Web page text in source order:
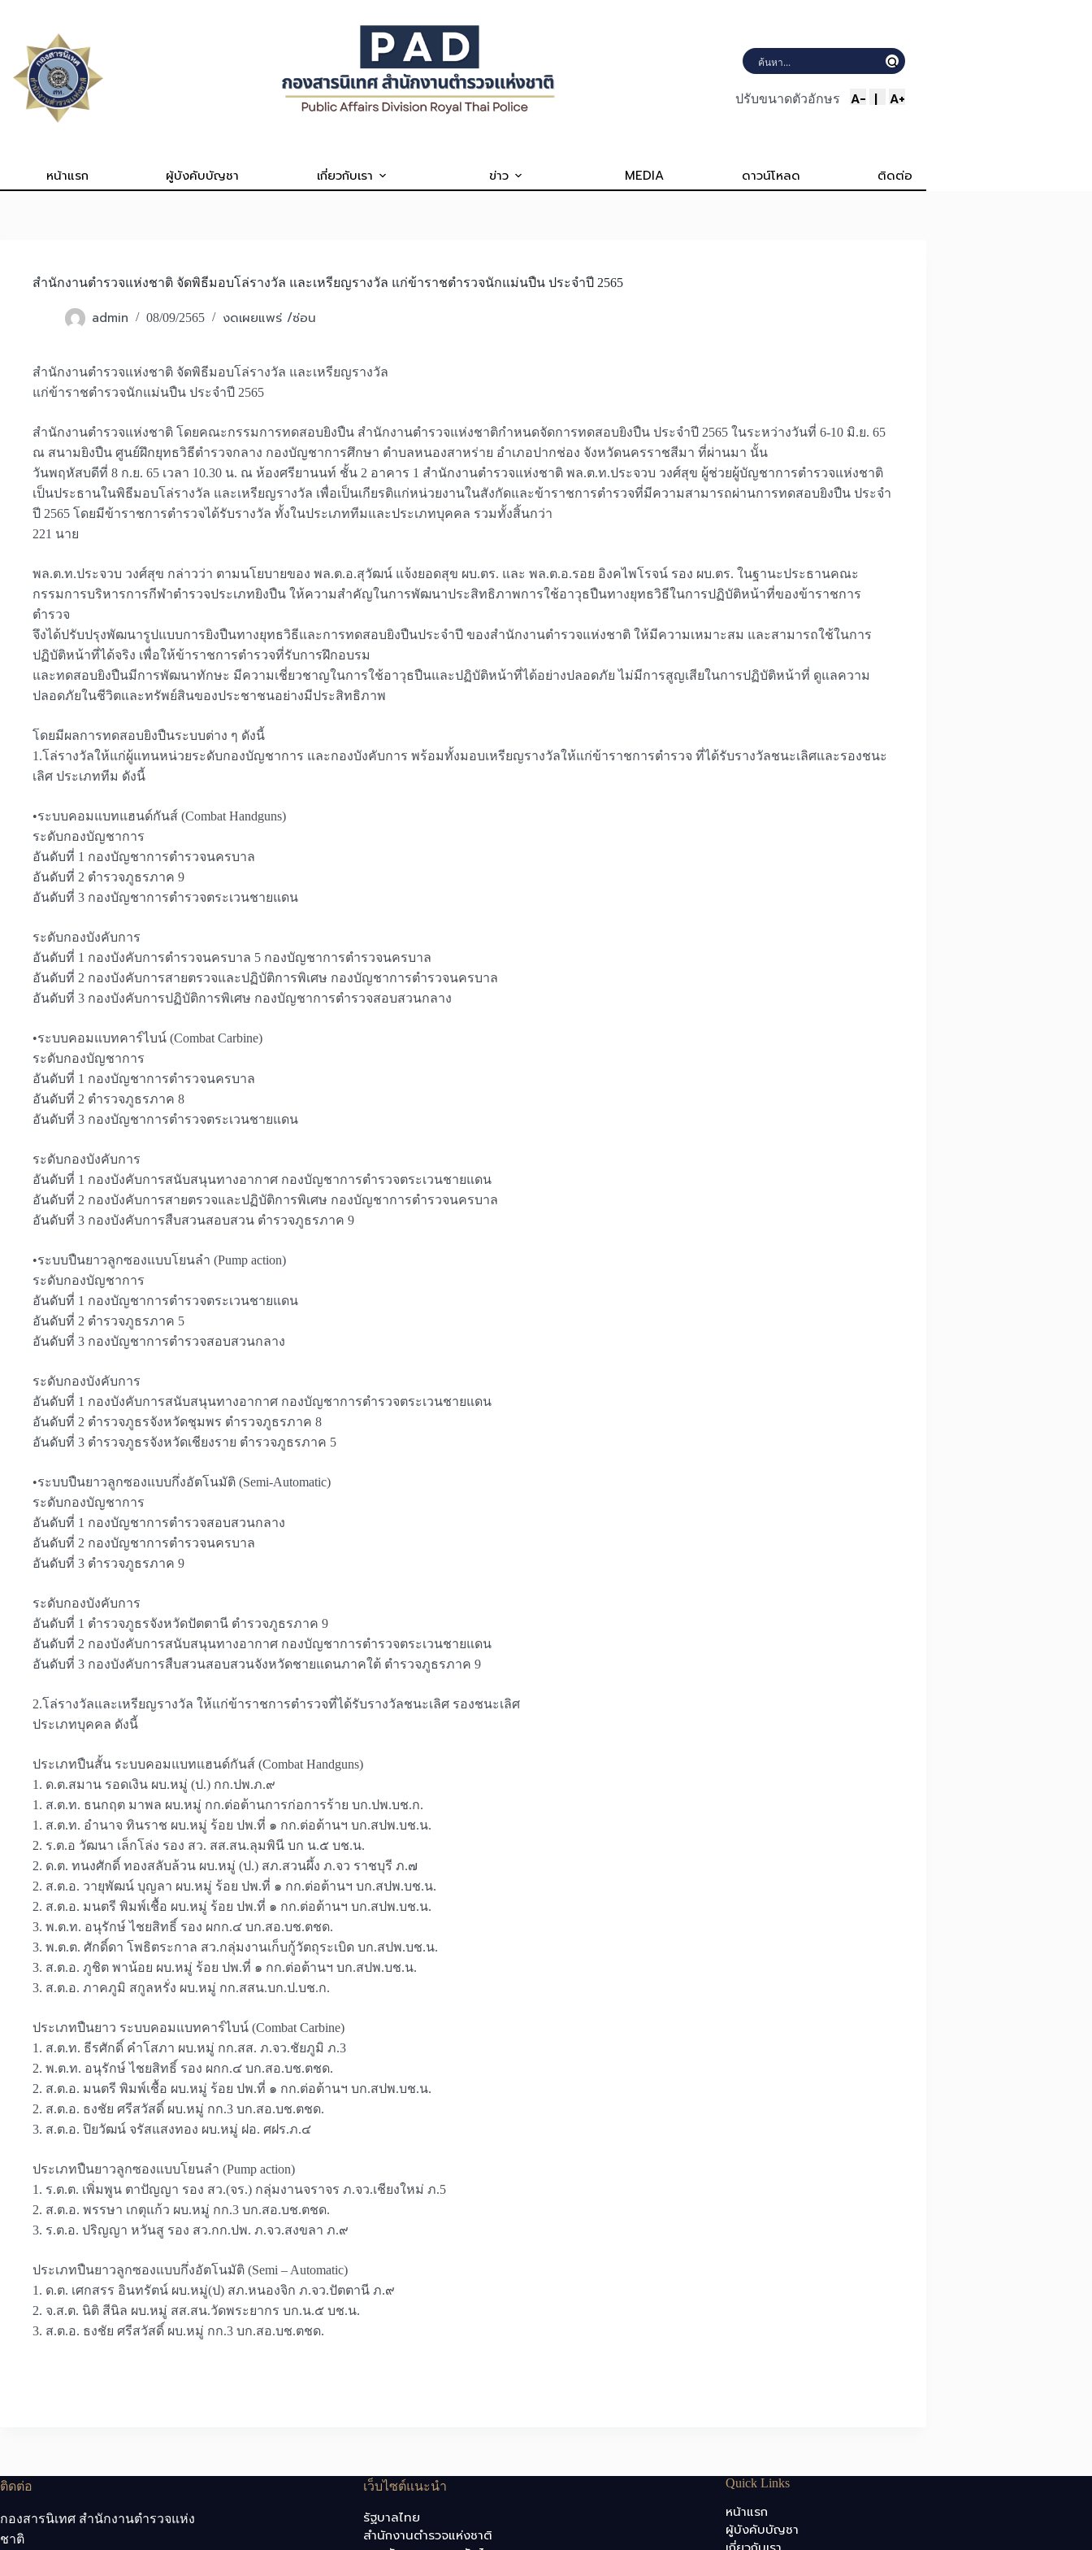
content
ปรับขนาดตัวอักษร A- | A+
หน้าแรก ผู้บังคับบัญชา เกี่ยวกับเรา ข่าว MEDIA ดาวน์โหลด ติดต่อ
สำนักงานตำรวจแห่งชาติ จัดพิธีมอบโล่รางวัล และเหรียญรางวัล แก่ข้าราชตำรวจนักแม่นปืน ประจำปี 2565
admin 08/09/2565 งดเผยแพร่ /ซ่อน
สำนักงานตำรวจแห่งชาติ จัดพิธีมอบโล่รางวัล และเหรียญรางวัล
แก่ข้าราชตำรวจนักแม่นปืน ประจำปี 2565
สำนักงานตำรวจแห่งชาติ โดยคณะกรรมการทดสอบยิงปืน สำนักงานตำรวจแห่งชาติกำหนดจัดการทดสอบยิงปืน ประจำปี 2565 ในระหว่างวันที่ 6-10 มิ.ย. 65
ณ สนามยิงปืน ศูนย์ฝึกยุทธวิธีตำรวจกลาง กองบัญชาการศึกษา ตำบลหนองสาหร่าย อำเภอปากช่อง จังหวัดนครราชสีมา ที่ผ่านมา นั้น
วันพฤหัสบดีที่ 8 ก.ย. 65 เวลา 10.30 น. ณ ห้องศรียานนท์ ชั้น 2 อาคาร 1 สำนักงานตำรวจแห่งชาติ พล.ต.ท.ประจวบ วงศ์สุข ผู้ช่วยผู้บัญชาการตำรวจแห่งชาติ
เป็นประธานในพิธีมอบโล่รางวัล และเหรียญรางวัล เพื่อเป็นเกียรติแก่หน่วยงานในสังกัดและข้าราชการตำรวจที่มีความสามารถผ่านการทดสอบยิงปืน ประจำ
ปี 2565 โดยมีข้าราชการตำรวจได้รับรางวัล ทั้งในประเภททีมและประเภทบุคคล รวมทั้งสิ้นกว่า
221 นาย
พล.ต.ท.ประจวบ วงศ์สุข กล่าวว่า ตามนโยบายของ พล.ต.อ.สุวัฒน์ แจ้งยอดสุข ผบ.ตร. และ พล.ต.อ.รอย อิงคไพโรจน์ รอง ผบ.ตร. ในฐานะประธานคณะ
กรรมการบริหารการกีฬาตำรวจประเภทยิงปืน ให้ความสำคัญในการพัฒนาประสิทธิภาพการใช้อาวุธปืนทางยุทธวิธีในการปฏิบัติหน้าที่ของข้าราชการ
ตำรวจ
จึงได้ปรับปรุงพัฒนารูปแบบการยิงปืนทางยุทธวิธีและการทดสอบยิงปืนประจำปี ของสำนักงานตำรวจแห่งชาติ ให้มีความเหมาะสม และสามารถใช้ในการ
ปฏิบัติหน้าที่ได้จริง เพื่อให้ข้าราชการตำรวจที่รับการฝึกอบรม
และทดสอบยิงปืนมีการพัฒนาทักษะ มีความเชี่ยวชาญในการใช้อาวุธปืนและปฏิบัติหน้าที่ได้อย่างปลอดภัย ไม่มีการสูญเสียในการปฏิบัติหน้าที่ ดูแลความ
ปลอดภัยในชีวิตและทรัพย์สินของประชาชนอย่างมีประสิทธิภาพ
โดยมีผลการทดสอบยิงปืนระบบต่าง ๆ ดังนี้
1.โล่รางวัลให้แก่ผู้แทนหน่วยระดับกองบัญชาการ และกองบังคับการ พร้อมทั้งมอบเหรียญรางวัลให้แก่ข้าราชการตำรวจ ที่ได้รับรางวัลชนะเลิศและรองชนะ
เลิศ ประเภททีม ดังนี้
•ระบบคอมแบทแฮนด์กันส์ (Combat Handguns)
ระดับกองบัญชาการ
อันดับที่ 1 กองบัญชาการตำรวจนครบาล
อันดับที่ 2 ตำรวจภูธรภาค 9
อันดับที่ 3 กองบัญชาการตำรวจตระเวนชายแดน
ระดับกองบังคับการ
อันดับที่ 1 กองบังคับการตำรวจนครบาล 5 กองบัญชาการตำรวจนครบาล
อันดับที่ 2 กองบังคับการสายตรวจและปฏิบัติการพิเศษ กองบัญชาการตำรวจนครบาล
อันดับที่ 3 กองบังคับการปฏิบัติการพิเศษ กองบัญชาการตำรวจสอบสวนกลาง
•ระบบคอมแบทคาร์ไบน์ (Combat Carbine)
ระดับกองบัญชาการ
อันดับที่ 1 กองบัญชาการตำรวจนครบาล
อันดับที่ 2 ตำรวจภูธรภาค 8
อันดับที่ 3 กองบัญชาการตำรวจตระเวนชายแดน
ระดับกองบังคับการ
อันดับที่ 1 กองบังคับการสนับสนุนทางอากาศ กองบัญชาการตำรวจตระเวนชายแดน
อันดับที่ 2 กองบังคับการสายตรวจและปฏิบัติการพิเศษ กองบัญชาการตำรวจนครบาล
อันดับที่ 3 กองบังคับการสืบสวนสอบสวน ตำรวจภูธรภาค 9
•ระบบปืนยาวลูกซองแบบโยนลำ (Pump action)
ระดับกองบัญชาการ
อันดับที่ 1 กองบัญชาการตำรวจตระเวนชายแดน
อันดับที่ 2 ตำรวจภูธรภาค 5
อันดับที่ 3 กองบัญชาการตำรวจสอบสวนกลาง
ระดับกองบังคับการ
อันดับที่ 1 กองบังคับการสนับสนุนทางอากาศ กองบัญชาการตำรวจตระเวนชายแดน
อันดับที่ 2 ตำรวจภูธรจังหวัดชุมพร ตำรวจภูธรภาค 8
อันดับที่ 3 ตำรวจภูธรจังหวัดเชียงราย ตำรวจภูธรภาค 5
•ระบบปืนยาวลูกซองแบบกึ่งอัตโนมัติ (Semi-Automatic)
ระดับกองบัญชาการ
อันดับที่ 1 กองบัญชาการตำรวจสอบสวนกลาง
อันดับที่ 2 กองบัญชาการตำรวจนครบาล
อันดับที่ 3 ตำรวจภูธรภาค 9
ระดับกองบังคับการ
อันดับที่ 1 ตำรวจภูธรจังหวัดปัตตานี ตำรวจภูธรภาค 9
อันดับที่ 2 กองบังคับการสนับสนุนทางอากาศ กองบัญชาการตำรวจตระเวนชายแดน
อันดับที่ 3 กองบังคับการสืบสวนสอบสวนจังหวัดชายแดนภาคใต้ ตำรวจภูธรภาค 9
2.โล่รางวัลและเหรียญรางวัล ให้แก่ข้าราชการตำรวจที่ได้รับรางวัลชนะเลิศ รองชนะเลิศ
ประเภทบุคคล ดังนี้
ประเภทปืนสั้น ระบบคอมแบทแฮนด์กันส์ (Combat Handguns)
1. ด.ต.สมาน รอดเงิน ผบ.หมู่ (ป.) กก.ปพ.ภ.๙
1. ส.ต.ท. ธนกฤต มาพล ผบ.หมู่ กก.ต่อต้านการก่อการร้าย บก.ปพ.บช.ก.
1. ส.ต.ท. อํานาจ ทินราช ผบ.หมู่ ร้อย ปพ.ที่ ๑ กก.ต่อต้านฯ บก.สปพ.บช.น.
2. ร.ต.อ วัฒนา เล็กโล่ง รอง สว. สส.สน.ลุมพินี บก น.๕ บช.น.
2. ด.ต. ทนงศักดิ์ ทองสลับล้วน ผบ.หมู่ (ป.) สภ.สวนผึ้ง ภ.จว ราชบุรี ภ.๗
2. ส.ต.อ. วายุพัฒน์ บุญลา ผบ.หมู่ ร้อย ปพ.ที่ ๑ กก.ต่อต้านฯ บก.สปพ.บช.น.
2. ส.ต.อ. มนตรี พิมพ์เชื้อ ผบ.หมู่ ร้อย ปพ.ที่ ๑ กก.ต่อต้านฯ บก.สปพ.บช.น.
3. พ.ต.ท. อนุรักษ์ ไชยสิทธิ์ รอง ผกก.๔ บก.สอ.บช.ตชด.
3. พ.ต.ต. ศักดิ์ดา โพธิตระกาล สว.กลุ่มงานเก็บกู้วัตถุระเบิด บก.สปพ.บช.น.
3. ส.ต.อ. ภูชิต พาน้อย ผบ.หมู่ ร้อย ปพ.ที่ ๑ กก.ต่อต้านฯ บก.สปพ.บช.น.
3. ส.ต.อ. ภาคภูมิ สกูลหรั่ง ผบ.หมู่ กก.สสน.บก.ป.บช.ก.
ประเภทปืนยาว ระบบคอมแบทคาร์ไบน์ (Combat Carbine)
1. ส.ต.ท. ธีรศักดิ์ คําโสภา ผบ.หมู่ กก.สส. ภ.จว.ชัยภูมิ ภ.3
2. พ.ต.ท. อนุรักษ์ ไชยสิทธิ์ รอง ผกก.๔ บก.สอ.บช.ตชด.
2. ส.ต.อ. มนตรี พิมพ์เชื้อ ผบ.หมู่ ร้อย ปพ.ที่ ๑ กก.ต่อต้านฯ บก.สปพ.บช.น.
2. ส.ต.อ. ธงชัย ศรีสวัสดิ์ ผบ.หมู่ กก.3 บก.สอ.บช.ตชด.
3. ส.ต.อ. ปิยวัฒน์ จรัสแสงทอง ผบ.หมู่ ฝอ. ศฝร.ภ.๔
ประเภทปืนยาวลูกซองแบบโยนลํา (Pump action)
1. ร.ต.ต. เพิ่มพูน ตาปัญญา รอง สว.(จร.) กลุ่มงานจราจร ภ.จว.เชียงใหม่ ภ.5
2. ส.ต.อ. พรรษา เกตุแก้ว ผบ.หมู่ กก.3 บก.สอ.บช.ตชด.
3. ร.ต.อ. ปริญญา หวันสู รอง สว.กก.ปพ. ภ.จว.สงขลา ภ.๙
ประเภทปืนยาวลูกซองแบบกึ่งอัตโนมัติ (Semi – Automatic)
1. ด.ต. เศกสรร อินทรัตน์ ผบ.หมู่(ป) สภ.หนองจิก ภ.จว.ปัตตานี ภ.๙
2. จ.ส.ต. นิติ สีนิล ผบ.หมู่ สส.สน.วัดพระยากร บก.น.๕ บช.น.
3. ส.ต.อ. ธงชัย ศรีสวัสดิ์ ผบ.หมู่ กก.3 บก.สอ.บช.ตชด.
ติดต่อ
กองสารนิเทศ สำนักงานตำรวจแห่ง
ชาติ
เว็บไซต์แนะนำ
รัฐบาลไทย
สำนักงานตำรวจแห่งชาติ
Quick Links
หน้าแรก
ผู้บังคับบัญชา